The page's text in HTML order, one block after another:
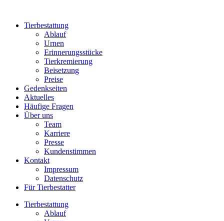
wechselnTierbestattung
Ablauf
Urnen
Erinnerungsstücke
Tierkremierung
Beisetzung
Preise
Gedenkseiten
Aktuelles
Häufige Fragen
Über uns
Team
Karriere
Presse
Kundenstimmen
Kontakt
Impressum
Datenschutz
Für Tierbestatter
Tierbestattung
Ablauf